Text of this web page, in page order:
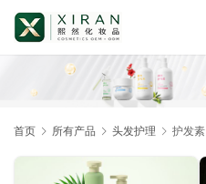
首页 所有产品 头发护理 护发素